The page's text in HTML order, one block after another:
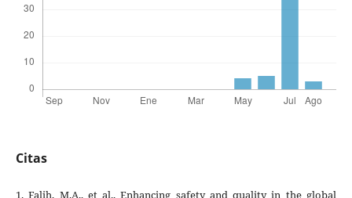
Citas
1. Falih, M.A., et al., Enhancing safety and quality in the global